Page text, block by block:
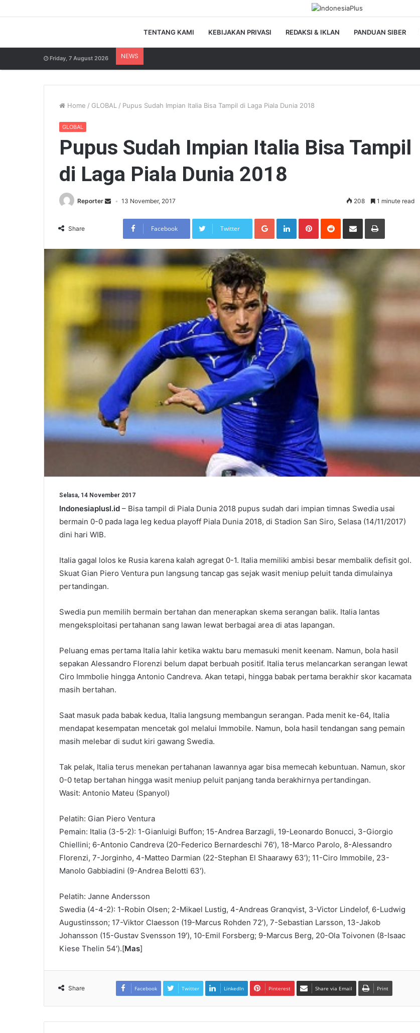
TENTANG KAMI KEBIJAKAN PRIVASI REDAKSI & IKLAN PANDUAN SIBER
Friday, 7 August 2026 NEWS
Home / GLOBAL / Pupus Sudah Impian Italia Bisa Tampil di Laga Piala Dunia 2018
GLOBAL
Pupus Sudah Impian Italia Bisa Tampil
di Laga Piala Dunia 2018
Reporter 13 November, 2017 208 1 minute read
Share Facebook Twitter
Google+LinkedInPinterestReddit Share via Email Print
Selasa, 14 November 2017
Indonesiaplusl.id – Bisa tampil di Piala Dunia 2018 pupus sudah dari impian timnas Swedia usai
bermain 0-0 pada laga leg kedua playoff Piala Dunia 2018, di Stadion San Siro, Selasa (14/11/2017)
dini hari WIB.
Italia gagal lolos ke Rusia karena kalah agregat 0-1. Italia memiliki ambisi besar membalik defisit gol.
Skuat Gian Piero Ventura pun langsung tancap gas sejak wasit meniup peluit tanda dimulainya
pertandingan.
Swedia pun memilih bermain bertahan dan menerapkan skema serangan balik. Italia lantas
mengeksploitasi pertahanan sang lawan lewat berbagai area di atas lapangan.
Peluang emas pertama Italia lahir ketika waktu baru memasuki menit keenam. Namun, bola hasil
sepakan Alessandro Florenzi belum dapat berbuah positif. Italia terus melancarkan serangan lewat
Ciro Immbolie hingga Antonio Candreva. Akan tetapi, hingga babak pertama berakhir skor kacamata
masih bertahan.
Saat masuk pada babak kedua, Italia langsung membangun serangan. Pada menit ke-64, Italia
mendapat kesempatan mencetak gol melalui Immobile. Namun, bola hasil tendangan sang pemain
masih melebar di sudut kiri gawang Swedia.
Tak pelak, Italia terus menekan pertahanan lawannya agar bisa memecah kebuntuan. Namun, skor
0-0 tetap bertahan hingga wasit meniup peluit panjang tanda berakhirnya pertandingan.
Wasit: Antonio Mateu (Spanyol)
Pelatih: Gian Piero Ventura
Pemain: Italia (3-5-2): 1-Gianluigi Buffon; 15-Andrea Barzagli, 19-Leonardo Bonucci, 3-Giorgio
Chiellini; 6-Antonio Candreva (20-Federico Bernardeschi 76′), 18-Marco Parolo, 8-Alessandro
Florenzi, 7-Jorginho, 4-Matteo Darmian (22-Stephan El Shaarawy 63′); 11-Ciro Immobile, 23-
Manolo Gabbiadini (9-Andrea Belotti 63′).
Pelatih: Janne Andersson
Swedia (4-4-2): 1-Robin Olsen; 2-Mikael Lustig, 4-Andreas Granqvist, 3-Victor Lindelof, 6-Ludwig
Augustinsson; 17-Viktor Claesson (19-Marcus Rohden 72′), 7-Sebastian Larsson, 13-Jakob
Johansson (15-Gustav Svensson 19′), 10-Emil Forsberg; 9-Marcus Berg, 20-Ola Toivonen (8-Isaac
Kiese Thelin 54′).[Mas]
Share Facebook Twitter LinkedIn Pinterest Share via Email Print